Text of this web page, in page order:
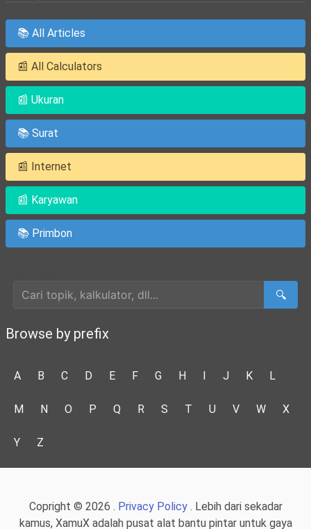
📚 All Articles
📰 All Calculators
📰 Ukuran
📚 Surat
📰 Internet
📰 Karyawan
📚 Primbon
🔍
Browse by prefix
A B C D E F G H I J K L
M N O P Q R S T U V W X
Y Z
Copright © 2026 . Privacy Policy. Lebih dari sekadar
kamus, XamuX adalah pusat alat bantu pintar untuk gaya